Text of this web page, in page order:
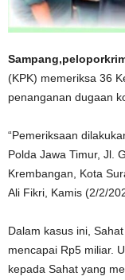
(KPK) memeriksa 36
penanganan dugaan
“Pemeriksaan
Polda Jawa Timur, Jl.
Krembangan, Kota
Ali Fikri, Kamis (2/2/
Dalam kasus ini,
mencapai Rp5 miliar.
kepada Sahat yang